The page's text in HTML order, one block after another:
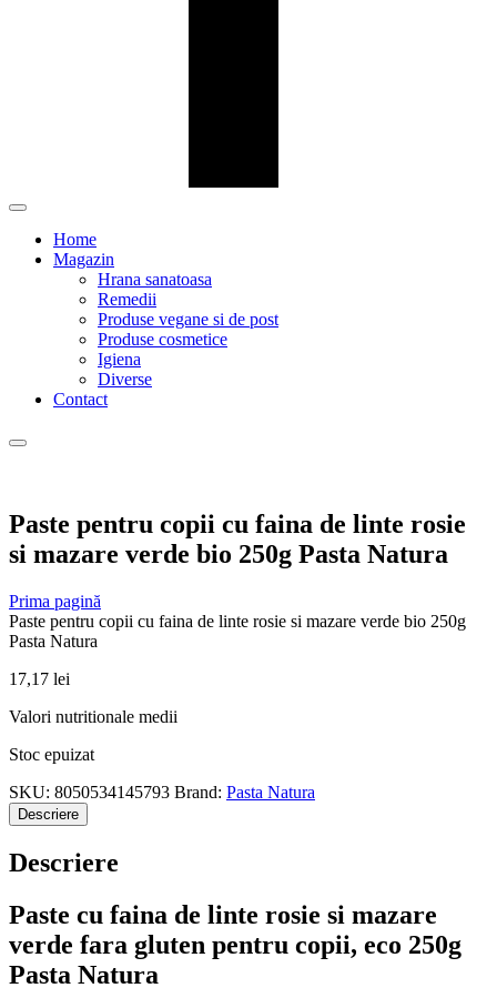
Home
Magazin
Hrana sanatoasa
Remedii
Produse vegane si de post
Produse cosmetice
Igiena
Diverse
Contact
Paste pentru copii cu faina de linte rosie
si mazare verde bio 250g Pasta Natura
Prima pagină
Paste pentru copii cu faina de linte rosie si mazare verde bio 250g
Pasta Natura
17,17 lei
Valori nutritionale medii
Stoc epuizat
SKU: 8050534145793 Brand: Pasta Natura
Descriere
Descriere
Paste cu faina de linte rosie si mazare
verde fara gluten pentru copii, eco 250g
Pasta Natura